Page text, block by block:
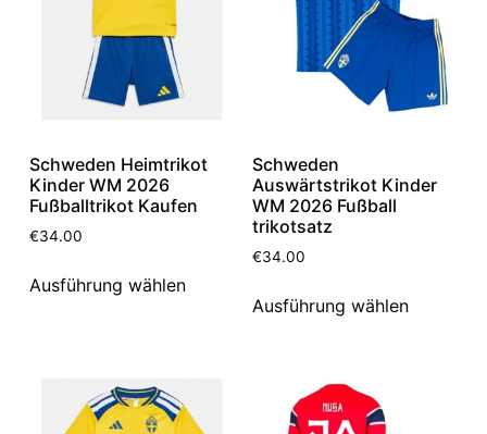
Schweden Heimtrikot
Kinder WM 2026
Fußballtrikot Kaufen
€34.00
Ausführung wählen
Schweden
Auswärtstrikot Kinder
WM 2026 Fußball
trikotsatz
€34.00
Ausführung wählen